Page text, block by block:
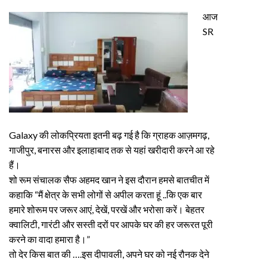
आज
SR
Galaxy की लोकप्रियता इतनी बढ़ गई है कि ग्राहक आज़मगढ़,
गाजीपुर, बनारस और इलाहाबाद तक से यहां खरीदारी करने आ रहे
हैं।
शो रूम संचालक सैफ अहमद खान ने इस दौरान हमसे बातचीत में
कहाकि “मैं क्षेत्र के सभी लोगों से अपील करता हूं ..कि एक बार
हमारे शोरूम पर जरूर आएं, देखें, परखें और भरोसा करें। बेहतर
क्वालिटी, गारंटी और सस्ती दरों पर आपके घर की हर जरूरत पूरी
करने का वादा हमारा है।”
तो देर किस बात की ….इस दीपावली, अपने घर को नई रौनक देने